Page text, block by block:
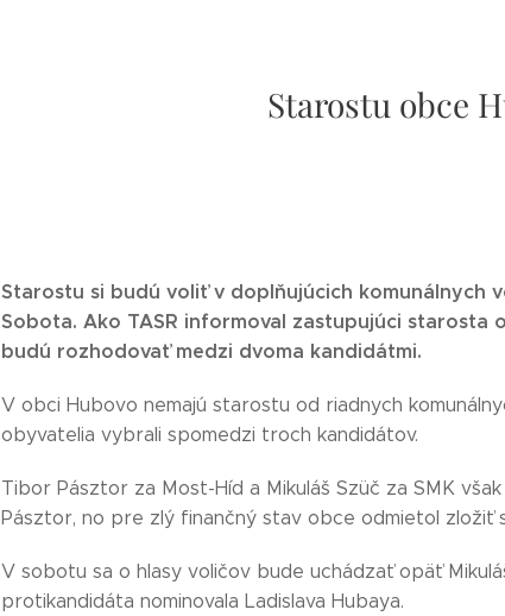
Starostu obce
Starostu si budú voliť v doplňujúcich komunálnych
Sobota. Ako TASR informoval zastupujúci starosta
budú rozhodovať medzi dvoma kandidátmi.
V obci Hubovo nemajú starostu od riadnych
obyvatelia vybrali spomedzi troch kandidátov.
Tibor Pásztor za Most-Híd a Mikuláš Szüč za SMK
Pásztor, no pre zlý finančný stav obce odmietol zložiť
V sobotu sa o hlasy voličov bude uchádzať opäť
protikandidáta nominovala Ladislava Hubaya.